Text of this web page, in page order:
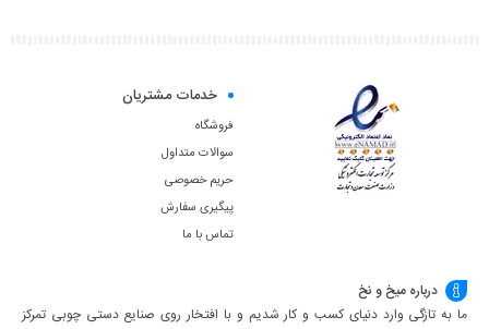
خدمات مشتریان
فروشگاه
سوالات متداول
حریم خصوصی
پیگیری سفارش
تماس با ما
درباره میخ و نخ
ما به تازگی وارد دنیای کسب و کار شدیم و با افتخار روی صنایع دستی چوبی تمرکز